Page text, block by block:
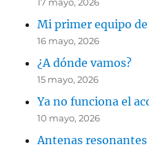
Mi primer equipo de
16 mayo, 2026
¿A dónde vamos?
15 mayo, 2026
Ya no funciona el
10 mayo, 2026
Antenas